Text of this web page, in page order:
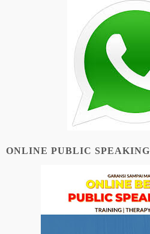
ONLINE PUBLIC SPEAKING